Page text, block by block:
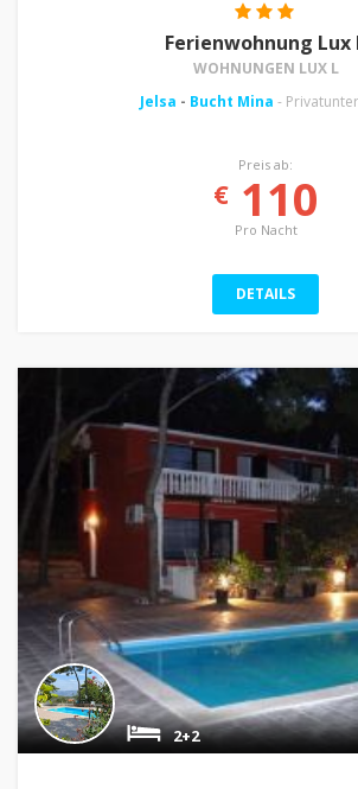
Ferienwohnung Lux
WOHNUNGEN LUX L
Jelsa - Bucht Mina -
Preis ab:
€110
Pro Nacht
DETAILS
2+2